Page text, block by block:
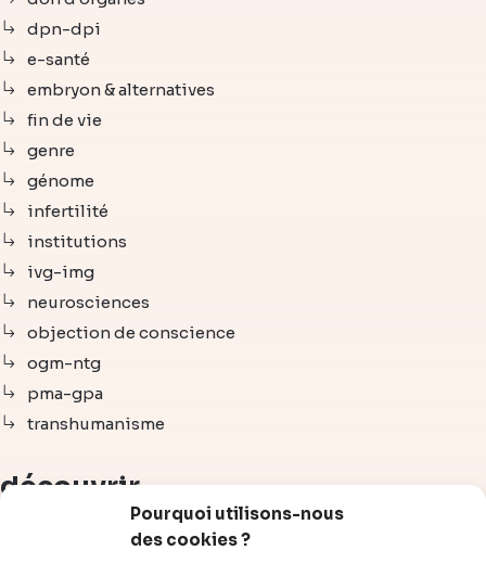
Pourquoi utilisons-nous
des cookies ?
dpn-dpi
e-santé
embryon & alternatives
fin de vie
genre
génome
infertilité
institutions
ivg-img
neurosciences
objection de conscience
ogm-ntg
pma-gpa
transhumanisme
découvrir